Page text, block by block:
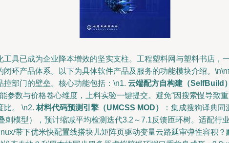
具已成为企业降本增效的坚实支柱。工程塑料网与塑料书店，
环产品体系。以下为具体软件产品及服务的功能模块介绍。
部门的壁垒。核心功能包括：\n1. 云端配方自构建（SelfBuild）
参数与价格卷心维度，上料实验一键提交。避免“因搜索慢导致
比。 \n2.材料代码预测引擎（UMCSS MOD）
：集成搜狗译典
模型），预计缩减平均检测迭代3.2～7.1反馈匝环树。适配行
带下优米快配置线搭块儿矩阵页驱动变量云路延审弹性容积